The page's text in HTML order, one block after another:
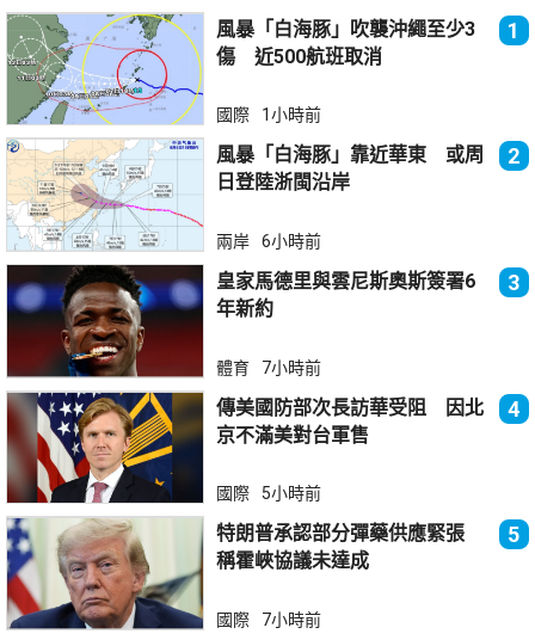
風暴「白海豚」吹襲沖繩至少3
傷 近500航班取消
1
國際 1小時前
風暴「白海豚」靠近華東 或周
日登陸浙閩沿岸
2
兩岸 6小時前
皇家馬德里與雲尼斯奧斯簽署6
年新約
3
體育 7小時前
傳美國防部次長訪華受阻 因北
京不滿美對台軍售
4
國際 5小時前
特朗普承認部分彈藥供應緊張
稱霍峽協議未達成
5
國際 7小時前